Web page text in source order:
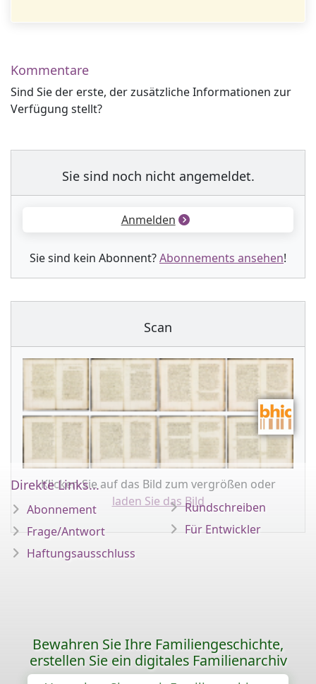
Kommentare
Sind Sie der erste, der zusätzliche Informationen zur
Verfügung stellt?
Sie sind noch nicht angemeldet.
Anmelden
Sie sind kein Abonnent?Abonnements ansehen!
Scan
Klicken Sie auf das Bild zum vergrößen oder
laden Sie das Bild
Direkte Links...
Abonnement
Frage/Antwort
Haftungsausschluss
Rundschreiben
Für Entwickler
Bewahren Sie Ihre Familiengeschichte,
erstellen Sie ein digitales Familienarchiv